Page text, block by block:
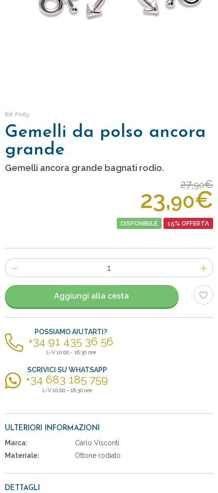
Rif: F063
Gemelli da polso ancora
grande
Gemelli ancora grande bagnati rodio.
27,90€
23,90€
DISPONIBILE 15% OFFERTA
Numero
di
articoli
Aggiungi alla cesta
POSSIAMO AIUTARTI?
+34 91 435 36 56
L-V 10:00 - 18:30 ore
SCRIVICI SU WHATSAPP
+34 683 185 759
L-V 10:00 - 18:30 ore
ULTERIORI INFORMAZIONI
Marca:
Carlo Visconti
Materiale:
Ottone rodiato
DETTAGLI